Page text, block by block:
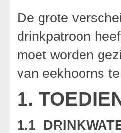
De grote
drinkpatroon
moet worden
van eekhoorns
1.
1.1